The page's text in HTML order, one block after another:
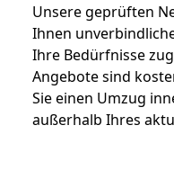
Unsere geprüften
Ihnen
Ihre Bedürfnisse
Angebote sind
Sie einen Umzug
außerhalb Ihres